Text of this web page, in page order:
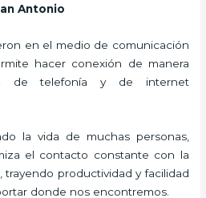
Antonio
en el medio de comunicación
hacer conexión de manera
de telefonía y de internet
la vida de muchas personas,
el contacto constante con la
trayendo productividad y facilidad
donde nos encontremos.